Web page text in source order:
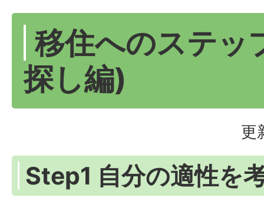
移住へのステッ
探し編)
更
Step1 自分の適性を